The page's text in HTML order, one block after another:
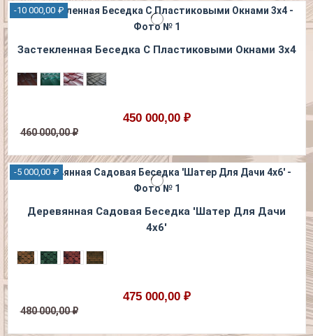
-10 000,00 ₽
Застекленная Беседка С Пластиковыми Окнами 3х4
450 000,00 ₽
460 000,00 ₽
-5 000,00 ₽
Деревянная Садовая Беседка 'Шатер Для Дачи
4х6'
475 000,00 ₽
480 000,00 ₽